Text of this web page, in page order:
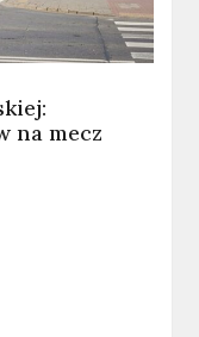
na mecz